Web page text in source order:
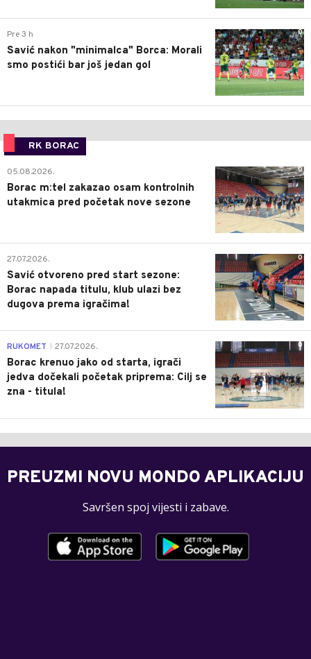
0
Pre 3 h
Savić nakon "minimalca" Borca: Morali
smo postići bar još jedan gol
RK BORAC
0
05.08.2026.
Borac m:tel zakazao osam kontrolnih
utakmica pred početak nove sezone
0
27.07.2026.
Savić otvoreno pred start sezone:
Borac napada titulu, klub ulazi bez
dugova prema igračima!
0
RUKOMET 27.07.2026.
Borac krenuo jako od starta, igrači
jedva dočekali početak priprema: Cilj se
zna - titula!
PREUZMI NOVU MONDO APLIKACIJU
Savršen spoj vijesti i zabave.